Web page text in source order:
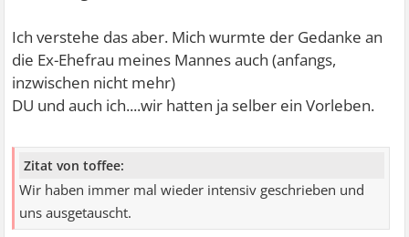
Ich verstehe das aber. Mich wurmte der Gedanke an
die Ex-Ehefrau meines Mannes auch (anfangs,
inzwischen nicht mehr)
DU und auch ich....wir hatten ja selber ein Vorleben.
Zitat von toffee:
Wir haben immer mal wieder intensiv geschrieben und
uns ausgetauscht.